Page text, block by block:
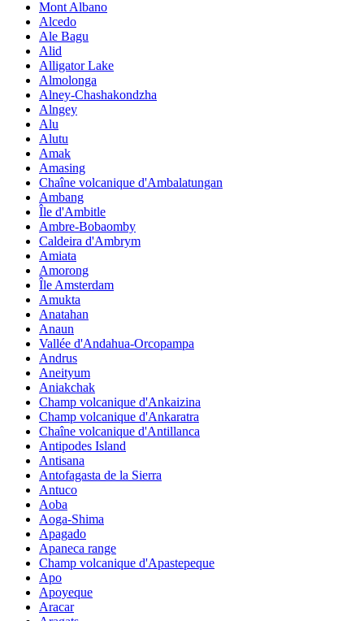
Mont Albano
Alcedo
Ale Bagu
Alid
Alligator Lake
Almolonga
Alney-Chashakondzha
Alngey
Alu
Alutu
Amak
Amasing
Chaîne volcanique d'Ambalatungan
Ambang
Île d'Ambitle
Ambre-Bobaomby
Caldeira d'Ambrym
Amiata
Amorong
Île Amsterdam
Amukta
Anatahan
Anaun
Vallée d'Andahua-Orcopampa
Andrus
Aneityum
Aniakchak
Champ volcanique d'Ankaizina
Champ volcanique d'Ankaratra
Chaîne volcanique d'Antillanca
Antipodes Island
Antisana
Antofagasta de la Sierra
Antuco
Aoba
Aoga-Shima
Apagado
Apaneca range
Champ volcanique d'Apastepeque
Apo
Apoyeque
Aracar